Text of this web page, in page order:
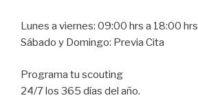
Lunes a viernes: 09:00 hrs a 18:00 hrs
Sábado y Domingo: Previa Cita
Programa tu scouting
24/7 los 365 días del año.